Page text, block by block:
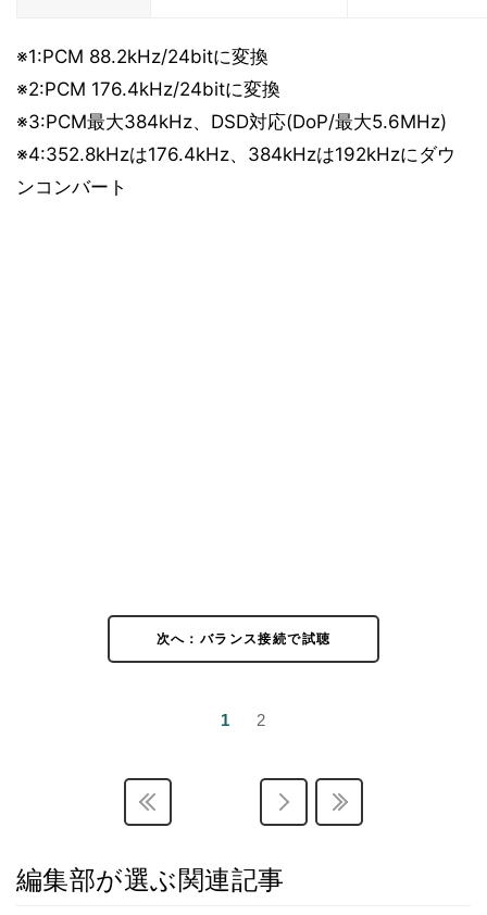
※1:PCM 88.2kHz/24bitに変換
※2:PCM 176.4kHz/24bitに変換
※3:PCM最大384kHz、DSD対応(DoP/最大5.6MHz)
※4:352.8kHzは176.4kHz、384kHzは192kHzにダウ
ンコンバート
次へ：バランス接続で試聴
1 2
編集部が選ぶ関連記事